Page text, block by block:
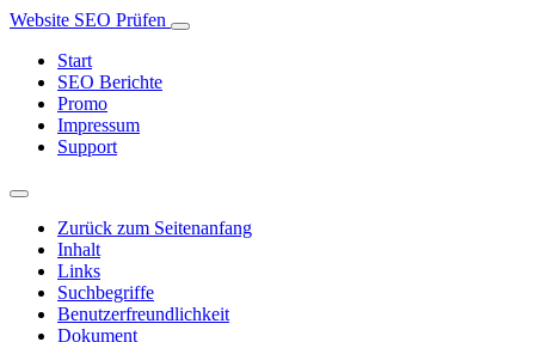
Website SEO Prüfen
Start
SEO Berichte
Promo
Impressum
Support
Zurück zum Seitenanfang
Inhalt
Links
Suchbegriffe
Benutzerfreundlichkeit
Dokument